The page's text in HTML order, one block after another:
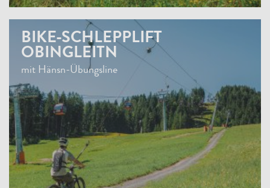
BIKE-SCHLEPPLIFT
OBINGLEITN
mit Hänsn-Übungsline